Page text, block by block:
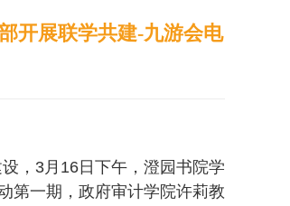
开展联学共建-九游会电
，3月16日下午，澄园书院学
第一期，政府审计学院许莉教